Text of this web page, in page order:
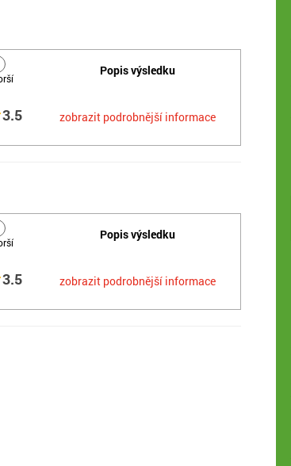
Popis výsledku
3.5 zobrazit podrobnější informace
Popis výsledku
3.5 zobrazit podrobnější informace